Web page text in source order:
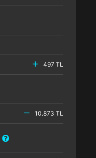
497 TL
10.873 TL